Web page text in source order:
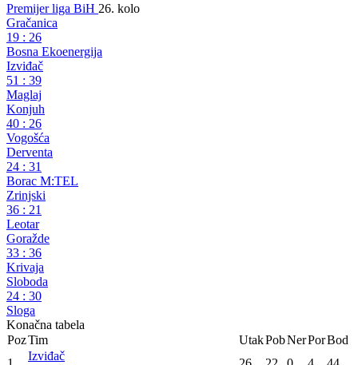
Premijer liga BiH 26. kolo
Gračanica
19 : 26
Bosna Ekoenergija
Izviđač
51 : 39
Maglaj
Konjuh
40 : 26
Vogošća
Derventa
24 : 31
Borac M:TEL
Zrinjski
36 : 21
Leotar
Goražde
33 : 36
Krivaja
Sloboda
24 : 30
Sloga
Konačna tabela
PozTim UtakPobNerPorBod
Izviđač